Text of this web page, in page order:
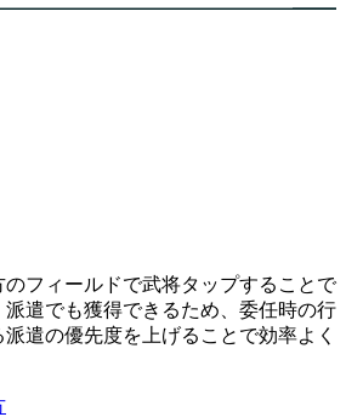
フィールドで武将タップすることで
遣でも獲得できるため、委任時の行
遣の優先度を上げることで効率よく